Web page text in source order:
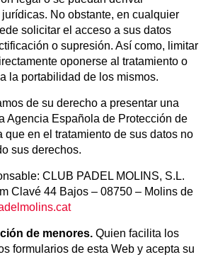
No obstante, en cualquier
solicitar el acceso a sus datos
o supresión. Así como, limitar
oponerse al tratamiento o
la portabilidad de los mismos.
de su derecho a presentar una
Agencia Española de Protección de
que en el tratamiento de sus datos no
sus derechos.
CLUB PADEL MOLINS, S.L.
Clavé 44 Bajos – 08750 – Molins de
de menores. Quien facilita los
formularios de esta Web y acepta su